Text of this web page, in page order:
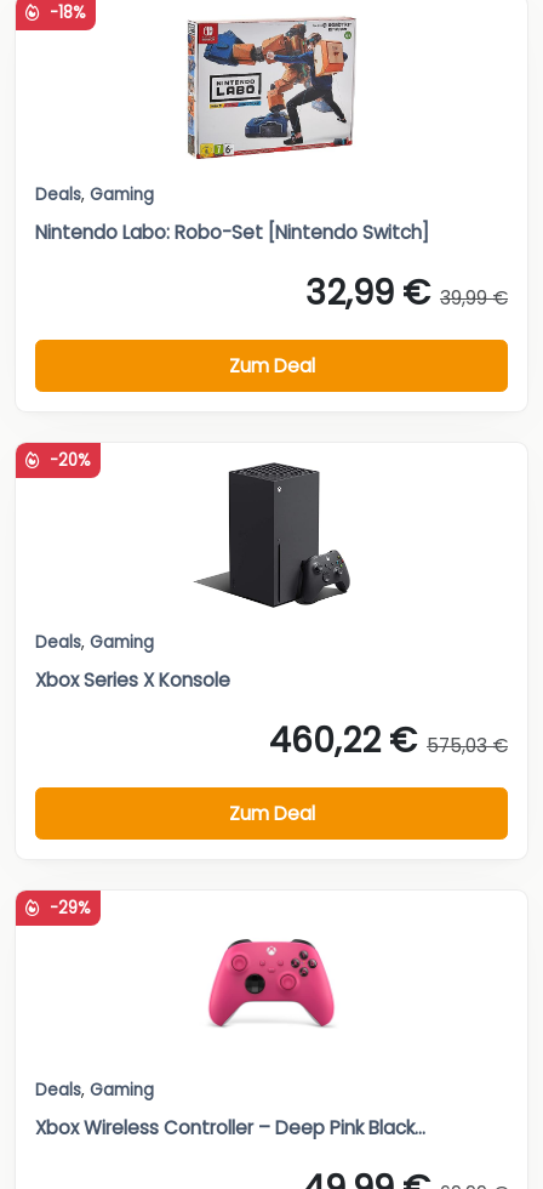
-18%
Deals, Gaming
Nintendo Labo: Robo-Set [Nintendo Switch]
32,99 € 39,99 €
Zum Deal
-20%
Deals, Gaming
Xbox Series X Konsole
460,22 € 575,03 €
Zum Deal
-29%
Deals, Gaming
Xbox Wireless Controller – Deep Pink Black...